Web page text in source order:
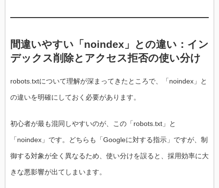
間違いやすい「noindex」との違い：イン
デックス削除とアクセス拒否の使い分け
robots.txtについて理解が深まってきたところで、「noindex」と
の違いを明確にしておく必要があります。
初心者が最も混同しやすいのが、この「robots.txt」と
「noindex」です。どちらも「Googleに対する指示」ですが、制
御する対象が全く異なるため、使い分けを誤ると、採用効率に大
きな悪影響が出てしまいます。